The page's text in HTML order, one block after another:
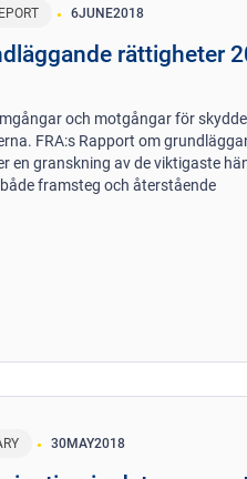
6JUNE2018
rättigheter
och motgångar för
FRA:s Rapport om
en granskning av de viktigaste
framsteg och återstående
30MAY2018